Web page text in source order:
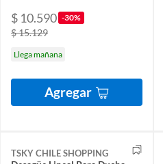
$ 10.590 -30%
$ 15.129
Llega mañana
Agregar
TSKY CHILE SHOPPING